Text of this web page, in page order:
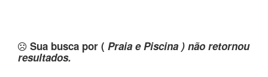
Sua busca por ( Praia e Piscina ) não retornou
resultados.